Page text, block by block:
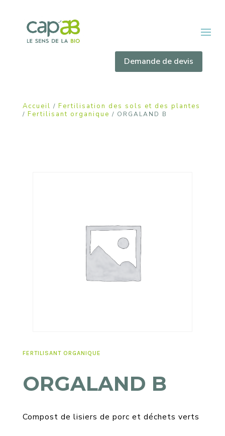
Demande de devis
Accueil / Fertilisation des sols et des plantes
/ Fertilisant organique / ORGALAND B
FERTILISANT ORGANIQUE
ORGALAND B
Compost de lisiers de porc et déchets verts